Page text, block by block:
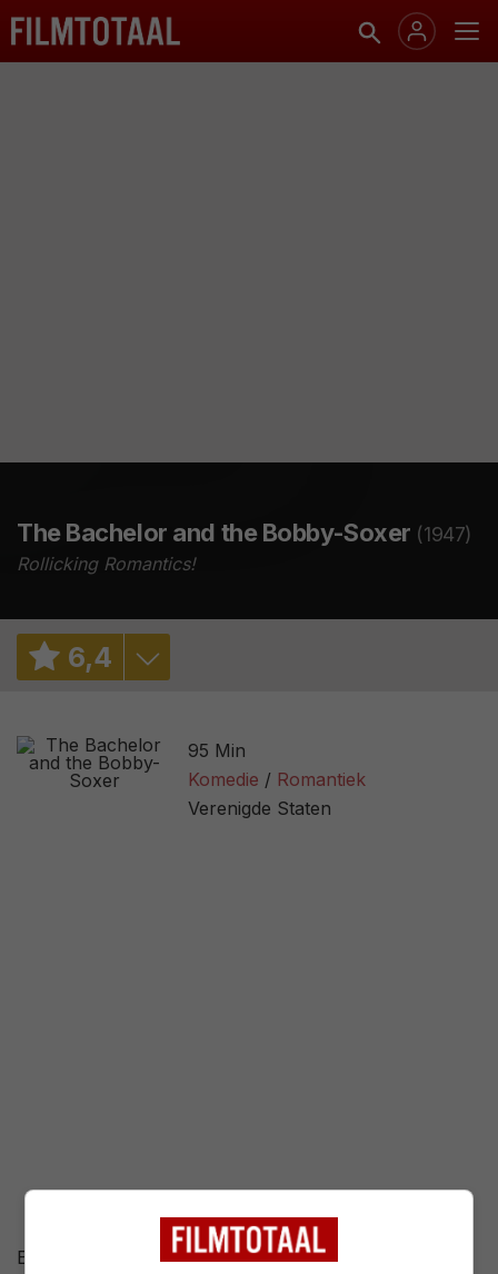
The Bachelor and the Bobby-Soxer (1947)
Rollicking Romantics!
6,4
78%/ 9
3,2
95 Min
Komedie
Romantiek
Verenigde Staten
Een studente wordt verliefd op een man. Hij blijkt